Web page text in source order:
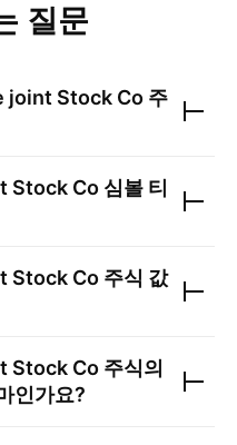
질문
joint Stock Co 주
Stock Co 심볼 티
Stock Co 주식 값
Stock Co 주식의
인가요?